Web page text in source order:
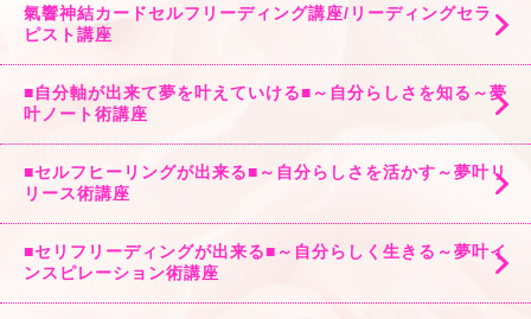
氣響神結カードセルフリーディング講座/リーディングセラ
ピスト講座
■自分軸が出来て夢を叶えていける■～自分らしさを知る～夢
叶ノート術講座
■セルフヒーリングが出来る■～自分らしさを活かす～夢叶リ
リース術講座
■セリフリーディングが出来る■～自分らしく生きる～夢叶イ
ンスピレーション術講座